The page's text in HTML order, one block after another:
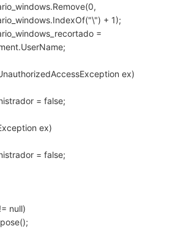
+ 1);
=
ex)
= false;
ex)
= false;
null)